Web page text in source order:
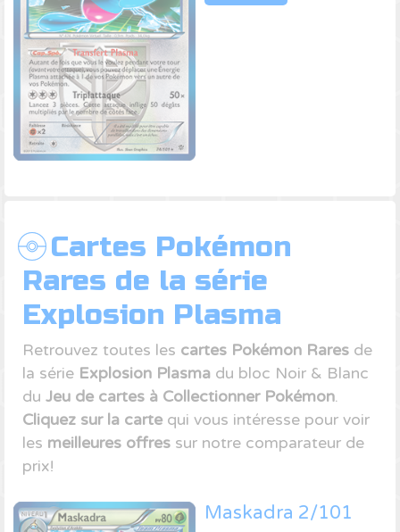
Cartes Pokémon
Rares de la série
Explosion Plasma
Retrouvez toutes les cartes Pokémon Rares de
la série Explosion Plasma du bloc Noir & Blanc
du Jeu de cartes à Collectionner Pokémon.
Cliquez sur la carte qui vous intéresse pour voir
les meilleures offres sur notre comparateur de
prix!
Maskadra 2/101